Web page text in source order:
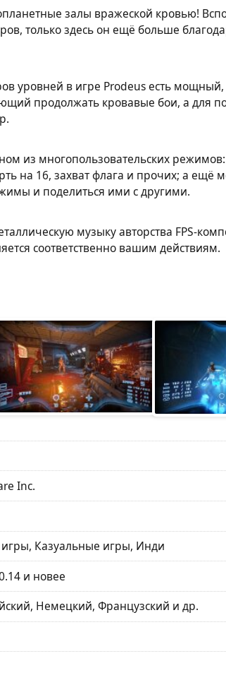
залы вражеской кровью!
только здесь он ещё больше
уровней в игре Prodeus есть мощный,
продолжать кровавые бои, а для
из многопользовательских
на 16, захват флага и прочих; а ещё
и поделиться ими с другими.
музыку авторства FPS-
соответственно вашим действиям.
Inc.
Казуальные игры, Инди
и новее
Немецкий, Французский и др.